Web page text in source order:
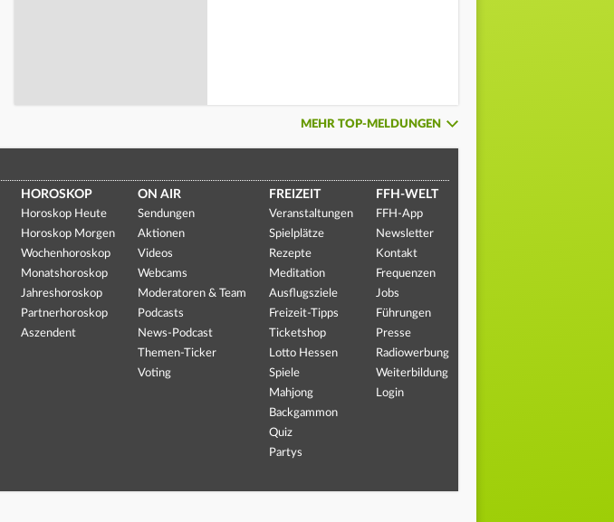
MEHR TOP-MELDUNGEN
HOROSKOP
Horoskop Heute
Horoskop Morgen
Wochenhoroskop
Monatshoroskop
Jahreshoroskop
Partnerhoroskop
Aszendent
ON AIR
Sendungen
Aktionen
Videos
Webcams
Moderatoren & Team
Podcasts
News-Podcast
Themen-Ticker
Voting
FREIZEIT
Veranstaltungen
Spielplätze
Rezepte
Meditation
Ausflugsziele
Freizeit-Tipps
Ticketshop
Lotto Hessen
Spiele
Mahjong
Backgammon
Quiz
Partys
FFH-WELT
FFH-App
Newsletter
Kontakt
Frequenzen
Jobs
Führungen
Presse
Radiowerbung
Weiterbildung
Login